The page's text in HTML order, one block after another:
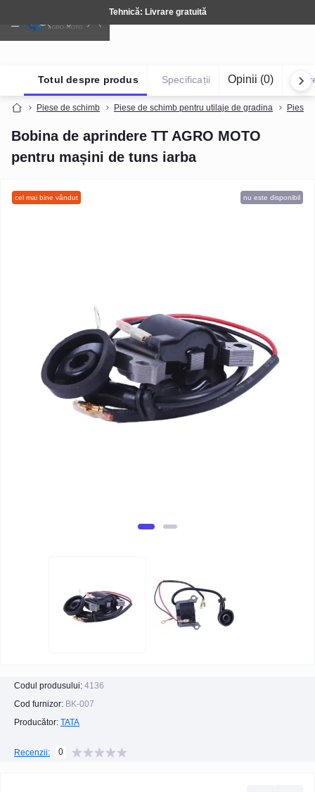
Tehnică: Livrare gratuită
Piese de schimb Piese de schimb pentru utilaje de gradina Piese
Bobina de aprindere TT AGRO MOTO
pentru mașini de tuns iarba
Totul despre produs Specificații Opinii (0)
cel mai bine vândut nu este disponibil
Codul produsului: 4136
Cod furnizor: BK-007
Producător: TATA
Recenzii: 0